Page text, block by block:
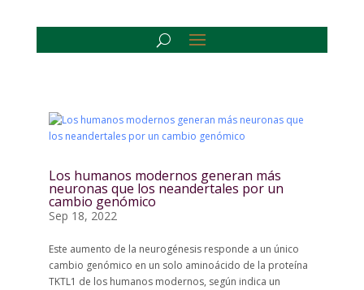
Los humanos modernos generan más
neuronas que los neandertales por un
cambio genómico
Sep 18, 2022
Este aumento de la neurogénesis responde a un único
cambio genómico en un solo aminoácido de la proteína
TKTL1 de los humanos modernos, según indica un